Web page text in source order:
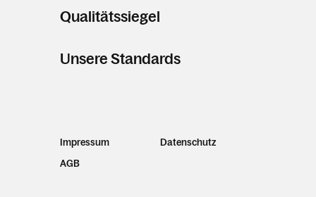
Qualitätssiegel
Unsere Standards
Impressum
Datenschutz
AGB